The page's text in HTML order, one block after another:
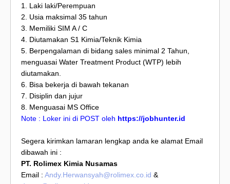
1. Laki laki/Perempuan
2. Usia maksimal 35 tahun
3. Memiliki SIM A / C
4. Diutamakan S1 Kimia/Teknik Kimia
5. Berpengalaman di bidang sales minimal 2 Tahun,
menguasai Water Treatment Product (WTP) lebih
diutamakan.
6. Bisa bekerja di bawah tekanan
7. Disiplin dan jujur
8. Menguasai MS Office
Note : Loker ini di POST oleh https://jobhunter.id
Segera kirimkan lamaran lengkap anda ke alamat Email
dibawah ini :
PT. Rolimex Kimia Nusamas
Email : Andy.Herwansyah@rolimex.co.id &